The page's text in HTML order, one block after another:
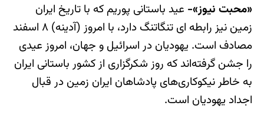
«محبت نیوز»- عید باستانی پوریم که با تاریخ ایران
زمین نیز رابطه ای تنگاتنگ دارد، با امروز (آدینه) ۸ اسفند
مصادف است. یهودیان در اسرائیل و جهان، امروز عیدی
را جشن گرفته‌اند که روز شکرگزاری از کشور باستانی ایران
به خاطر نیکوکاری‌های پادشاهان ایران زمین در قبال
اجداد یهودیان است.